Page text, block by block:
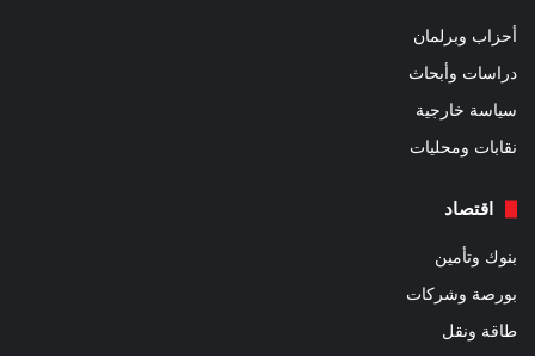
أحزاب وبرلمان
دراسات وأبحاث
سياسة خارجية
نقابات ومحليات
اقتصاد
بنوك وتأمين
بورصة وشركات
طاقة ونقل